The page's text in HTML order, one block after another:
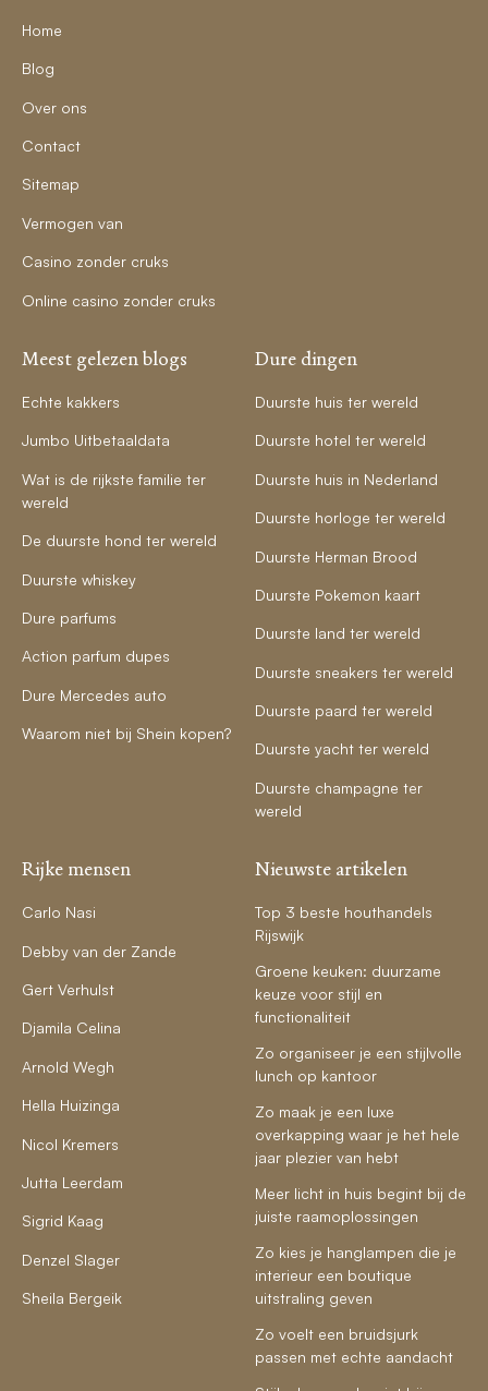
Home
Blog
Over ons
Contact
Sitemap
Vermogen van
Casino zonder cruks
Online casino zonder cruks
Meest gelezen blogs
Echte kakkers
Jumbo Uitbetaaldata
Wat is de rijkste familie ter
wereld
De duurste hond ter wereld
Duurste whiskey
Dure parfums
Action parfum dupes
Dure Mercedes auto
Waarom niet bij Shein kopen?
Dure dingen
Duurste huis ter wereld
Duurste hotel ter wereld
Duurste huis in Nederland
Duurste horloge ter wereld
Duurste Herman Brood
Duurste Pokemon kaart
Duurste land ter wereld
Duurste sneakers ter wereld
Duurste paard ter wereld
Duurste yacht ter wereld
Duurste champagne ter
wereld
Rijke mensen
Carlo Nasi
Debby van der Zande
Gert Verhulst
Djamila Celina
Arnold Wegh
Hella Huizinga
Nicol Kremers
Jutta Leerdam
Sigrid Kaag
Denzel Slager
Sheila Bergeik
Nieuwste artikelen
Top 3 beste houthandels
Rijswijk
Groene keuken: duurzame
keuze voor stijl en
functionaliteit
Zo organiseer je een stijlvolle
lunch op kantoor
Zo maak je een luxe
overkapping waar je het hele
jaar plezier van hebt
Meer licht in huis begint bij de
juiste raamoplossingen
Zo kies je hanglampen die je
interieur een boutique
uitstraling geven
Zo voelt een bruidsjurk
passen met echte aandacht